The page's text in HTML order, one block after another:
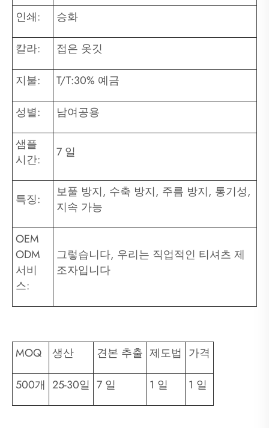
인쇄: 승화
칼라: 접은 옷깃
지불: T/T:30% 예금
성별: 남여공용
샘플
시간:
7 일
특징:
보풀 방지, 수축 방지, 주름 방지, 통기성,
지속 가능
OEM
ODM
서비
스:
그렇습니다, 우리는 직업적인 티셔츠 제
조자입니다
MOQ 생산 견본 추출 제도법 가격
500개 25-30일 7 일 1 일 1 일